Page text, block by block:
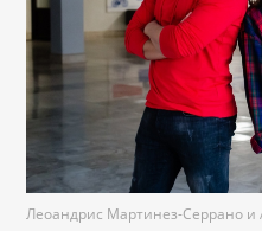
Леоандрис Мартинез-Серрано